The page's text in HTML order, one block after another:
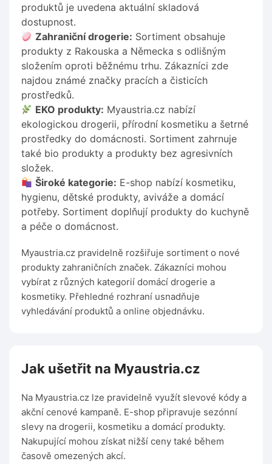
produktů je uvedena aktuální skladová
dostupnost.
Zahraniční drogerie: Sortiment obsahuje
produkty z Rakouska a Německa s odlišným
složením oproti běžnému trhu. Zákazníci zde
najdou známé značky pracích a čisticích
prostředků.
EKO produkty: Myaustria.cz nabízí
ekologickou drogerii, přírodní kosmetiku a šetrné
prostředky do domácnosti. Sortiment zahrnuje
také bio produkty a produkty bez agresivních
složek.
Široké kategorie: E-shop nabízí kosmetiku,
hygienu, dětské produkty, aviváže a domácí
potřeby. Sortiment doplňují produkty do kuchyně
a péče o domácnost.
Myaustria.cz pravidelně rozšiřuje sortiment o nové
produkty zahraničních značek. Zákazníci mohou
vybírat z různých kategorií domácí drogerie a
kosmetiky. Přehledné rozhraní usnadňuje
vyhledávání produktů a online objednávku.
Jak ušetřit na Myaustria.cz
Na Myaustria.cz lze pravidelně využít slevové kódy a
akční cenové kampaně. E-shop připravuje sezónní
slevy na drogerii, kosmetiku a domácí produkty.
Nakupující mohou získat nižší ceny také během
časově omezených akcí.